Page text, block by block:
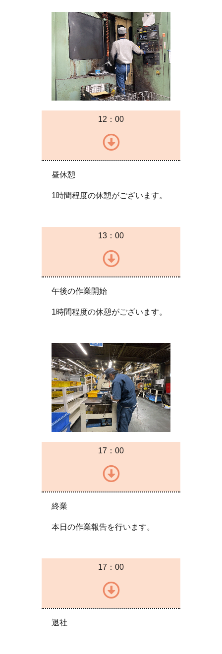
12：00
昼休憩
1時間程度の休憩がございます。
13：00
午後の作業開始
1時間程度の休憩がございます。
17：00
終業
本日の作業報告を行います。
17：00
退社